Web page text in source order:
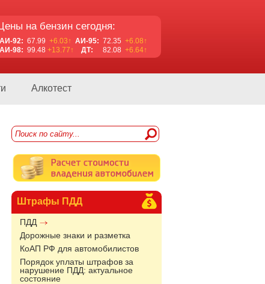
на бензин сегодня:
АИ-92: 67.99 +6.03↑ АИ-95: 72.35 +6.08↑
АИ-98: 99.48 +13.77↑ ДТ: 82.08 +6.64↑
Алкотест
Штрафы ПДД
ПДД
Дорожные знаки и разметка
КоАП РФ для автомобилистов
Порядок уплаты штрафов за
нарушение ПДД: актуальное
состояние